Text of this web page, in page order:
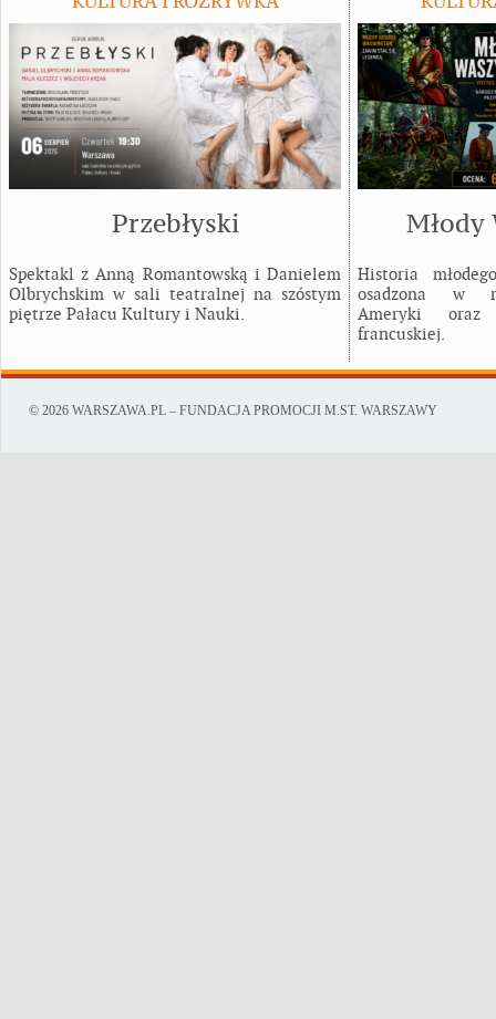
Przebłyski
Spektakl z Anną Romantowską i Danielem
Olbrychskim w sali teatralnej na szóstym
piętrze Pałacu Kultury i Nauki.
Młody
Historia
osadzona w
Ameryki oraz
francuskiej.
© 2026 WARSZAWA.PL – FUNDACJA PROMOCJI M.ST. WARSZAWY